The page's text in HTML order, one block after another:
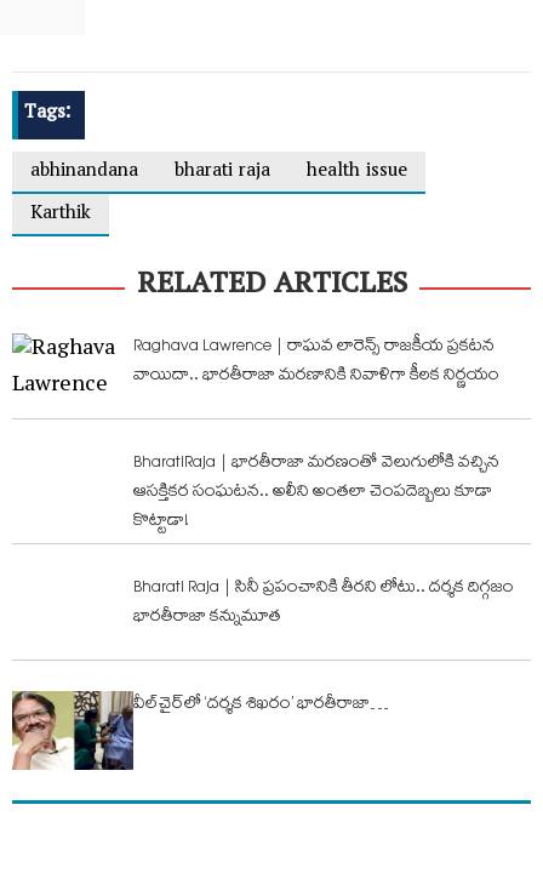
Tags:
abhinandana
bharati raja
health issue
Karthik
RELATED ARTICLES
Raghava Lawrence | రాఘవ లారెన్స్ రాజకీయ ప్రకటన
వాయిదా.. భారతీరాజా మరణానికి నివాళిగా కీలక నిర్ణయం
BharatiRaja | భారతీరాజా మరణంతో వెలుగులోకి వచ్చిన
ఆసక్తికర సంఘటన.. అలీని అంతలా చెంపదెబ్బలు కూడా
కొట్టాడా!
Bharati Raja | సినీ ప్రపంచానికి తీరని లోటు.. దర్శక దిగ్గజం
భారతీరాజా కన్నుమూత
వీల్‌చైర్‌లో ‘దర్శక శిఖరం’ భారతీరాజా…